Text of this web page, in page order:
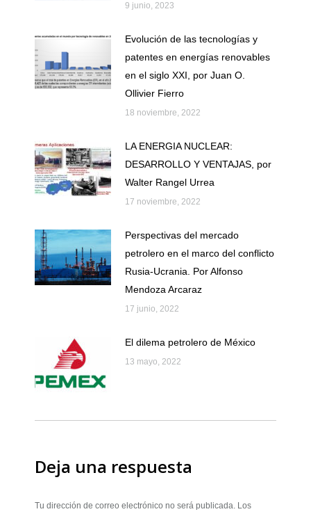
9 junio, 2023
Evolución de las tecnologías y
patentes en energías renovables
en el siglo XXI, por Juan O.
Ollivier Fierro
18 noviembre, 2022
LA ENERGIA NUCLEAR:
DESARROLLO Y VENTAJAS, por
Walter Rangel Urrea
17 noviembre, 2022
Perspectivas del mercado
petrolero en el marco del conflicto
Rusia-Ucrania. Por Alfonso
Mendoza Arcaraz
17 junio, 2022
El dilema petrolero de México
13 mayo, 2022
Deja una respuesta
Tu dirección de correo electrónico no será publicada. Los